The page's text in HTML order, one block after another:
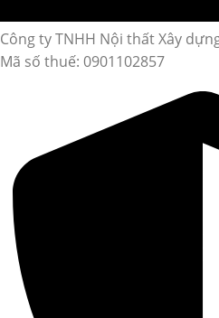
Công ty TNHH Nội thất Xây
Mã số thuế: 0901102857